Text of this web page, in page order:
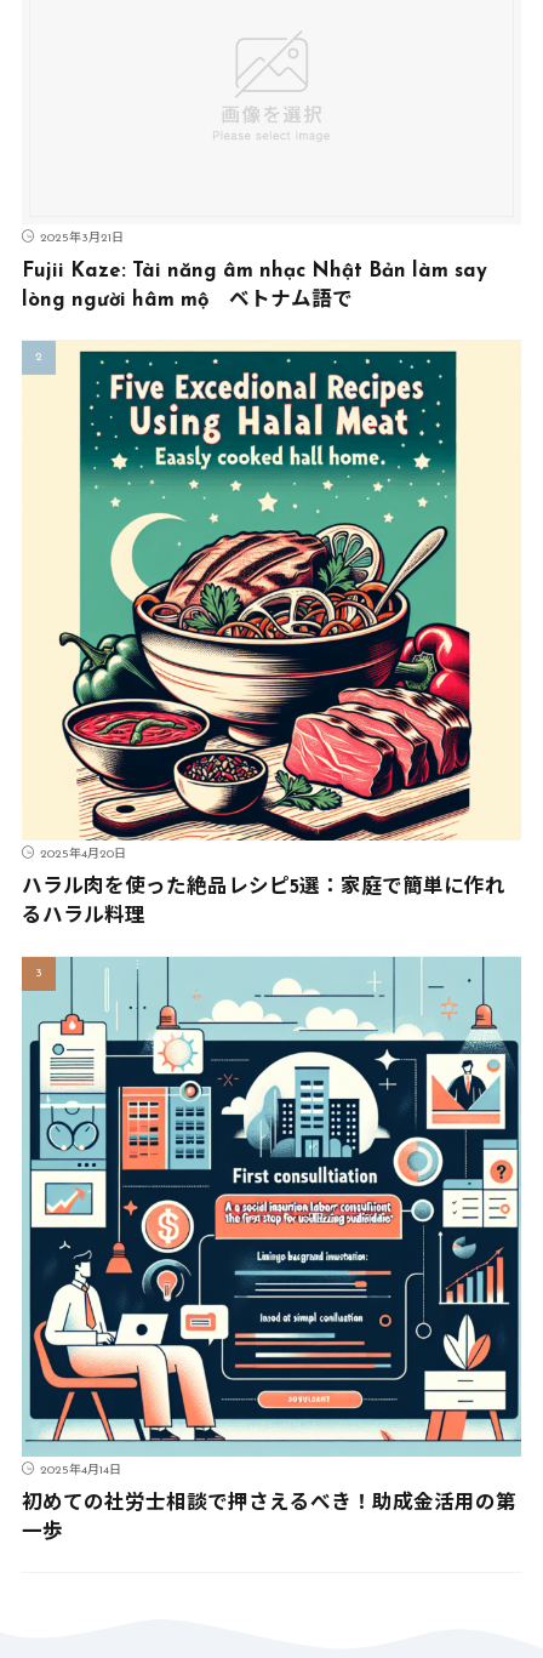
2025年3月21日
Fujii Kaze: Tài năng âm nhạc Nhật Bản làm say
lòng người hâm mộ ベトナム語で
2025年4月20日
ハラル肉を使った絶品レシピ5選：家庭で簡単に作れ
るハラル料理
2025年4月14日
初めての社労士相談で押さえるべき！助成金活用の第
一歩